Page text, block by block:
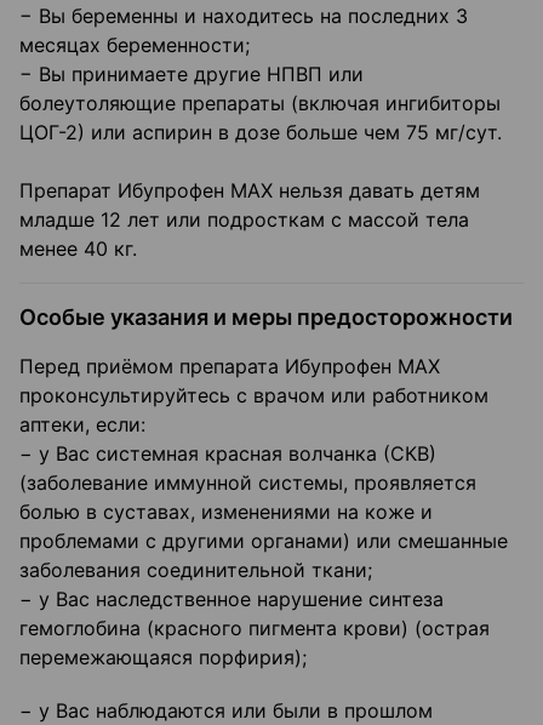
− Вы беременны и находитесь на последних 3
месяцах беременности;
− Вы принимаете другие НПВП или
болеутоляющие препараты (включая ингибиторы
ЦОГ-2) или аспирин в дозе больше чем 75 мг/сут.
Препарат Ибупрофен МАХ нельзя давать детям
младше 12 лет или подросткам с массой тела
менее 40 кг.
Особые указания и меры предосторожности
Перед приёмом препарата Ибупрофен МАХ
проконсультируйтесь с врачом или работником
аптеки, если:
− у Вас системная красная волчанка (СКВ)
(заболевание иммунной системы, проявляется
болью в суставах, изменениями на коже и
проблемами с другими органами) или смешанные
заболевания соединительной ткани;
− у Вас наследственное нарушение синтеза
гемоглобина (красного пигмента крови) (острая
перемежающаяся порфирия);
− у Вас наблюдаются или были в прошлом